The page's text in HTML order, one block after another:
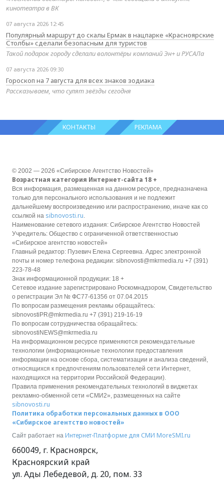
кинотеатра в ВК
07 августа 2026 12:45
Популярный маршрут до скалы Ермак в нацпарке «Красноярские
Столбы» сделали безопасным для туристов
Такой подарок городу сделали волонтёры компаний Эн+ и РУСАЛа
07 августа 2026 09:30
Гороскоп на 7 августа для всех знаков зодиака
Рассказываем, что сулят звёзды сегодня
КОНТАКТЫ РЕКЛАМА
© 2002 — 2026 «Сибирское Агентство Новостей»
Возрастная категория Интернет-сайта 18 +
Вся информация, размещенная на данном ресурсе, предназначена
только для персонального использования и не подлежит
дальнейшему воспроизведению или распространению, иначе как со
ссылкой на sibnovosti.ru.
Наименование сетевого издания: Сибирское Агентство Новостей
Учредитель: Общество с ограниченной ответственностью
«Сибирское агентство новостей»
Главный редактор: Пузевич Елена Сергеевна. Адрес электронной
почты и номер телефона редакции: sibnovosti@mkrmedia.ru +7 (391)
223-78-48
Знак информационной продукции: 18 +
Сетевое издание зарегистрировано Роскомнадзором, Свидетельство
о регистрации Эл № ФС77-61356 от 07.04.2015
По вопросам размещения рекламы обращайтесь:
sibnovostiPR@mkrmedia.ru +7 (391) 219-16-19
По вопросам сотрудничества обращайтесь:
sibnovostiNEWS@mkrmedia.ru
На информационном ресурсе применяются рекомендательные
технологии (информационные технологии предоставления
информации на основе сбора, систематизации и анализа сведений,
относящихся к предпочтениям пользователей сети Интернет,
находящихся на территории Российской Федерации).
Правила применения рекомендательных технологий в виджетах
рекламно-обменной сети «СМИ2», размещенных на сайте
sibnovosti.ru
Политика обработки персональных данных в ООО
«Сибирское агентство новостей»
Сайт работает на Интернет-Платформе для СМИ MoreSMI.ru
660049, г. Красноярск,
Красноярский край
ул. Ады Лебедевой, д. 20, пом. 33